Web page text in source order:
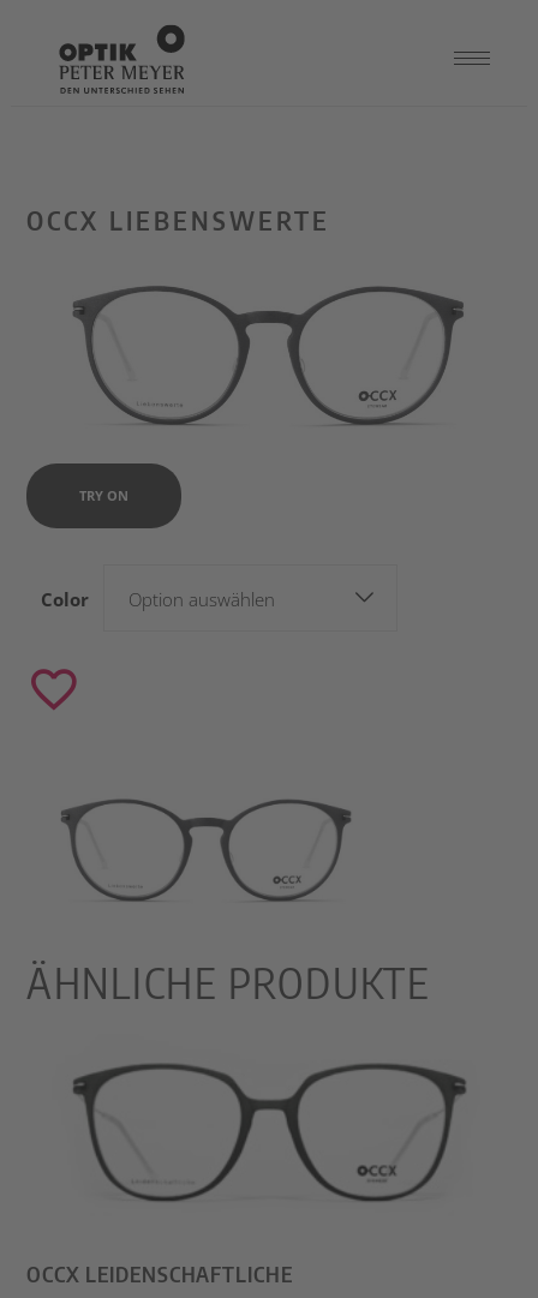
OCCX LIEBENSWERTE
TRY ON
Color Option auswählen
ÄHNLICHE PRODUKTE
OCCX LEIDENSCHAFTLICHE